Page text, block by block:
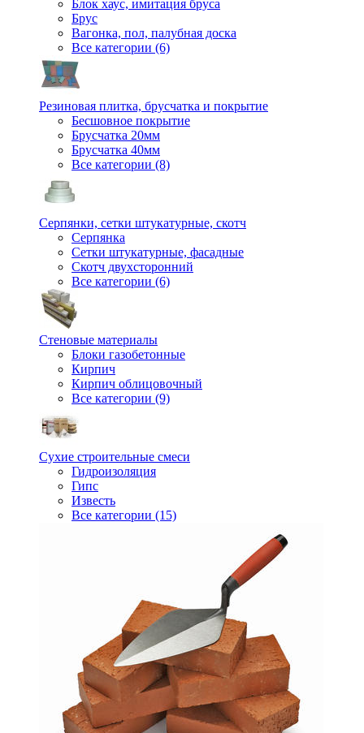
Блок хаус, имитация бруса
Брус
Вагонка, пол, палубная доска
Все категории (6)
Резиновая плитка, брусчатка и покрытие
Бесшовное покрытие
Брусчатка 20мм
Брусчатка 40мм
Все категории (8)
Серпянки, сетки штукатурные, скотч
Серпянка
Сетки штукатурные, фасадные
Скотч двухсторонний
Все категории (6)
Стеновые материалы
Блоки газобетонные
Кирпич
Кирпич облицовочный
Все категории (9)
Сухие строительные смеси
Гидроизоляция
Гипс
Известь
Все категории (15)